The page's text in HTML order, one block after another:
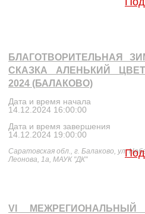
БЛАГОТВОРИТЕЛЬНАЯ
СКАЗКА АЛЕНЬКИЙ
2024 (БАЛАКОВО)
Дата и время начала
14.12.2024 16:00:00
Дата и время завершения
14.12.2024 19:00:00
Саратовская обл., г. Балаково, ул.
Леонова, 1а, МАУК "ДК"
VI МЕЖРЕГИОНАЛЬНЫЙ